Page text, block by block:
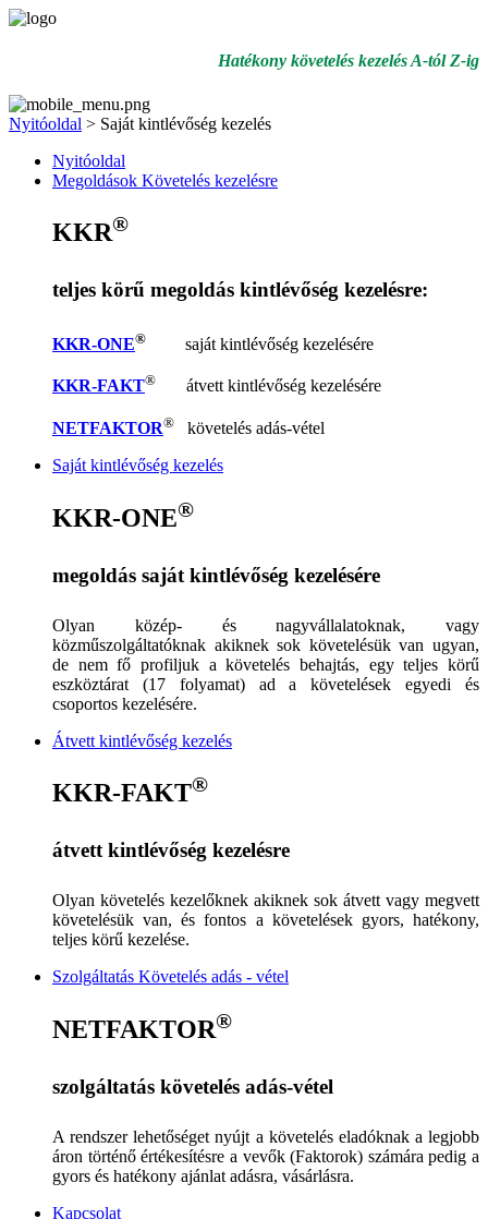
Hatékony követelés kezelés A-tól Z-ig
Nyitóoldal > Saját kintlévőség kezelés
Nyitóoldal
Megoldások Követelés kezelésre
KKR®
teljes körű megoldás kintlévőség kezelésre:
KKR-ONE® saját kintlévőség kezelésére
KKR-FAKT® átvett kintlévőség kezelésére
NETFAKTOR® követelés adás-vétel
Saját kintlévőség kezelés
KKR-ONE®
megoldás saját kintlévőség kezelésére
Olyan közép- és nagyvállalatoknak, vagy
közműszolgáltatóknak akiknek sok követelésük van ugyan,
de nem fő profiljuk a követelés behajtás, egy teljes körű
eszköztárat (17 folyamat) ad a követelések egyedi és
csoportos kezelésére.
Átvett kintlévőség kezelés
KKR-FAKT®
átvett kintlévőség kezelésre
Olyan követelés kezelőknek akiknek sok átvett vagy megvett
követelésük van, és fontos a követelések gyors, hatékony,
teljes körű kezelése.
Szolgáltatás Követelés adás - vétel
NETFAKTOR®
szolgáltatás követelés adás-vétel
A rendszer lehetőséget nyújt a követelés eladóknak a legjobb
áron történő értékesítésre a vevők (Faktorok) számára pedig a
gyors és hatékony ajánlat adásra, vásárlásra.
Kapcsolat